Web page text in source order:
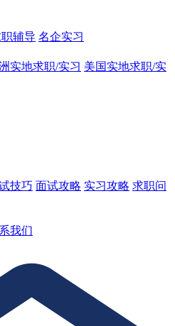
辅导 名企实习
实地求职/实习 美国实地求职/实
技巧 面试攻略 实习攻略 求职问
我们